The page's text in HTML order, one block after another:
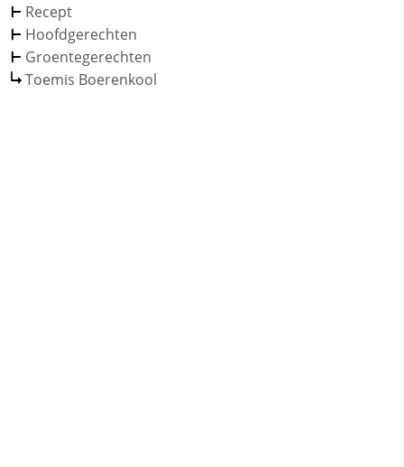
Recept
Hoofdgerechten
Groentegerechten
Toemis Boerenkool